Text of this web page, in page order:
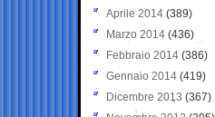
Aprile 2014 (389)
Marzo 2014 (436)
Febbraio 2014 (386)
Gennaio 2014 (419)
Dicembre 2013 (367)